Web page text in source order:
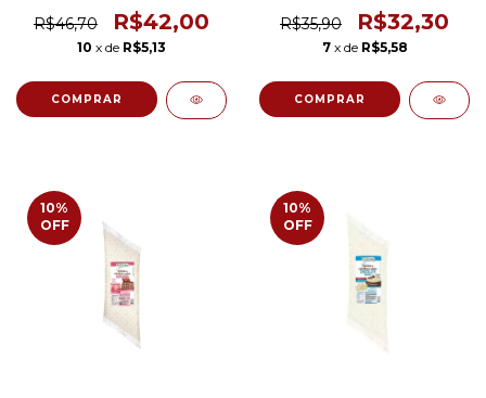
R$46,70
R$42,00
10 x de R$5,13
R$35,90 R$32,30
7 x de R$5,58
10%
OFF
10%
OFF